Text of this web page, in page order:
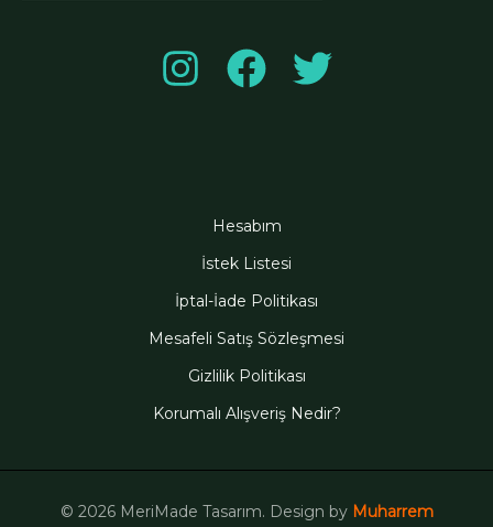
Hesabım
İstek Listesi
İptal-İade Politikası
Mesafeli Satış Sözleşmesi
Gizlilik Politikası
Korumalı Alışveriş Nedir?
© 2026 MeriMade Tasarım. Design by Muharrem